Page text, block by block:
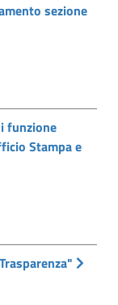
sezione
funzione
Stampa e